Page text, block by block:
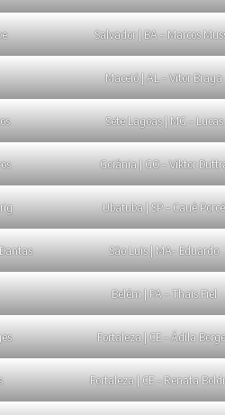
Salvador | BA – Marcos
Maceió | AL – Vitor Braga
Sete Lagoas | MG – Lucas
Goiânia | GO – Viktor
Ubatuba | SP – Cauê Porcé
São Luis | MA- Eduardo
Belém | PA – Thais Fiel
Fortaleza | CE – Ádila
Fortaleza | CE – Renata